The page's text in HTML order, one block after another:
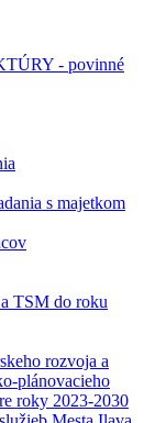
- povinné
s majetkom
TSM do roku
rozvoja a
plánovacieho
roky 2023-2030